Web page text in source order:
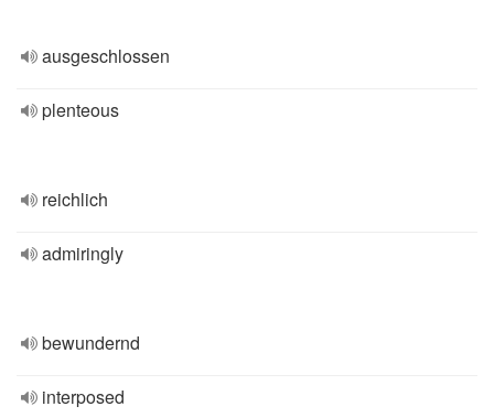
ausgeschlossen
plenteous
reichlich
admiringly
bewundernd
interposed